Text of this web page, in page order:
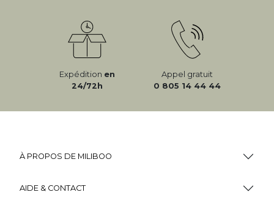
Expédition en
24/72h
Appel gratuit
0 805 14 44 44
À PROPOS DE MILIBOO
AIDE & CONTACT